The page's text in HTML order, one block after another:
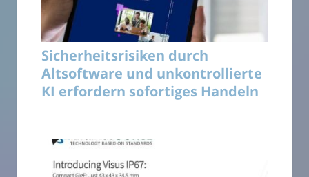
Sicherheitsrisiken durch
Altsoftware und unkontrollierte
KI erfordern sofortiges Handeln